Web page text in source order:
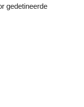
gedetineerde